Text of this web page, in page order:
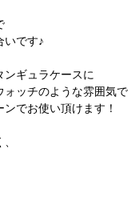
いです♪
ギュラケースに
ッチのような雰囲気で
でお使い頂けます！